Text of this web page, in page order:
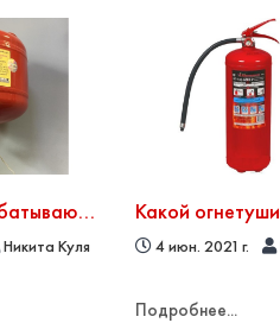
Какой самосрабатывающий огнетушитель подойдет для загородного дома
Никита Куля 4 июн. 2021 г.
Подробнее...